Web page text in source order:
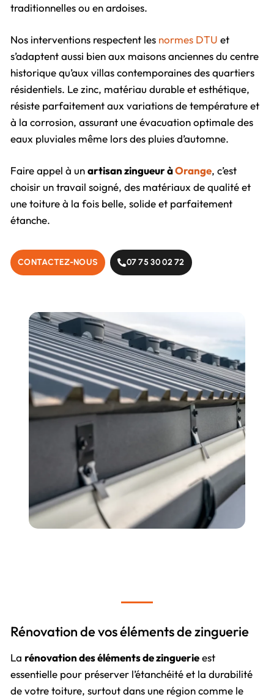
traditionnelles ou en ardoises.
Nos interventions respectent les normes DTU et
s’adaptent aussi bien aux maisons anciennes du centre
historique qu’aux villas contemporaines des quartiers
résidentiels. Le zinc, matériau durable et esthétique,
résiste parfaitement aux variations de température et
à la corrosion, assurant une évacuation optimale des
eaux pluviales même lors des pluies d’automne.
Faire appel à unartisan zingueur àOrange, c’est
choisir un travail soigné, des matériaux de qualité et
une toiture à la fois belle, solide et parfaitement
étanche.
CONTACTEZ-NOUS 07 75 30 02 72
Rénovation de vos éléments de zinguerie
La rénovation des éléments de zinguerieest
essentielle pour préserver l’étanchéité et la durabilité
de votre toiture, surtout dans une région comme le